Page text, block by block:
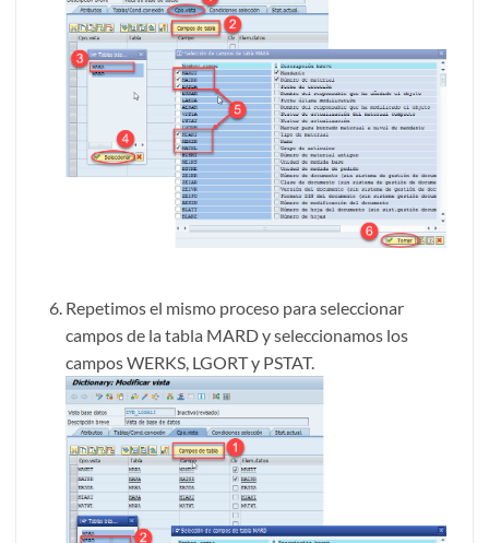
Repetimos el mismo proceso para seleccionar
campos de la tabla MARD y seleccionamos los
campos WERKS, LGORT y PSTAT.